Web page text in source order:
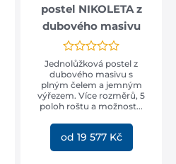
postel NIKOLETA z
dubového masivu
Jednolůžková postel z
dubového masivu s
plným čelem a jemným
výřezem. Více rozměrů, 5
poloh roštu a možnost...
od 19 577 Kč